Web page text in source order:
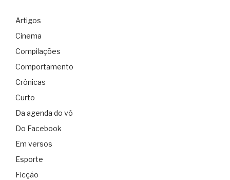
Artigos
Cinema
Compilações
Comportamento
Crônicas
Curto
Da agenda do vô
Do Facebook
Em versos
Esporte
Ficção